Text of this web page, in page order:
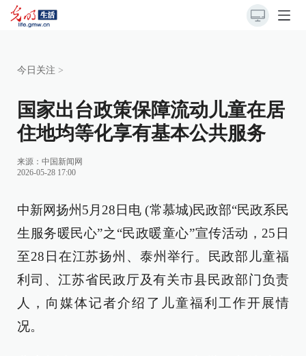
今日关注 >
国家出台政策保障流动儿童在居
住地均等化享有基本公共服务
来源： 中国新闻网
2026-05-28 17:00
中新网扬州5月28日电 (常慕城)民政部“民政系民
生服务暖民心”之“民政暖童心”宣传活动，25日
至28日在江苏扬州、泰州举行。民政部儿童福
利司、江苏省民政厅及有关市县民政部门负责
人，向媒体记者介绍了儿童福利工作开展情
况。